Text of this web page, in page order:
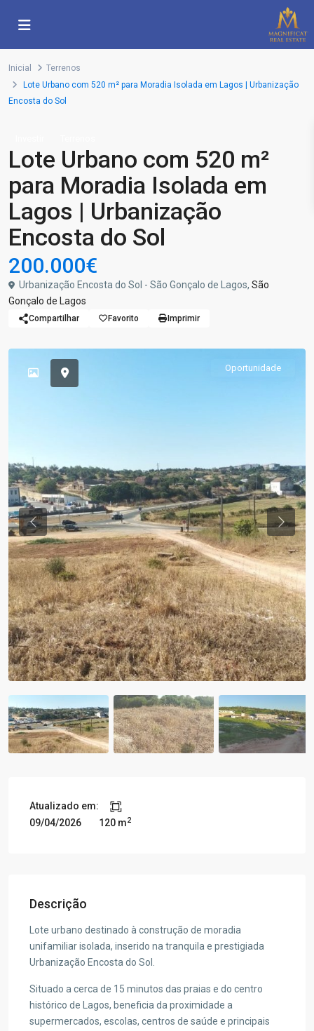
Inicial
Terrenos
Lote Urbano com 520 m² para Moradia Isolada em Lagos | Urbanização
Encosta do Sol
Lote Urbano com 520 m²
para Moradia Isolada em
Lagos | Urbanização
Encosta do Sol
200.000€
Urbanização Encosta do Sol - São Gonçalo de Lagos, São
Gonçalo de Lagos
Compartilhar Favorito Imprimir
Oportunidade
Previous
Atualizado em:
09/04/2026
120 m2
Descrição
Lote urbano destinado à construção de moradia
unifamiliar isolada, inserido na tranquila e prestigiada
Urbanização Encosta do Sol.
Situado a cerca de 15 minutos das praias e do centro
histórico de Lagos, beneficia da proximidade a
supermercados, escolas, centros de saúde e principais